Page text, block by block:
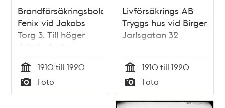
Brandförsäkringsbolaget
Fenix vid Jakobs
Torg 3. Till höger
Jakobs kyrka
Tid
1910 till 1920
Typ
Foto
Livförsäkrings AB
Tryggs hus vid Birger
Jarlsgatan 32
Tid
1910 till 1920
Typ
Foto